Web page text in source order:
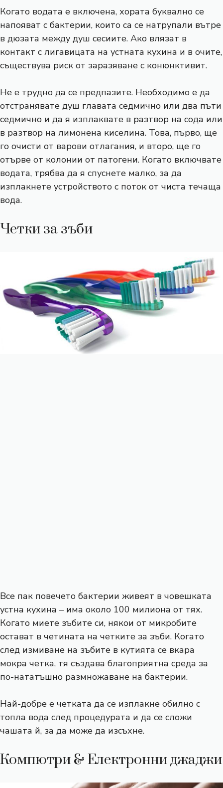
Когато водата е включена, хората буквално се
напояват с бактерии, които са се натрупали вътре
в дюзата между душ сесиите. Ако влязат в
контакт с лигавицата на устната кухина и в очите,
съществува риск от заразяване с конюнктивит.
Не е трудно да се предпазите. Необходимо е да
отстранявате душ главата седмично или два пъти
седмично и да я изплаквате в разтвор на сода или
в разтвор на лимонена киселина. Това, първо, ще
го очисти от варови отлагания, и второ, ще го
отърве от колонии от патогени. Когато включвате
водата, трябва да я спуснете малко, за да
изплакнете устройството с поток от чиста течаща
вода.
Четки за зъби
Все пак повечето бактерии живеят в човешката
устна кухина – има около 100 милиона от тях.
Когато миете зъбите си, някои от микробите
остават в четината на четките за зъби. Когато
след измиване на зъбите в кутията се вкара
мокра четка, тя създава благоприятна среда за
по-нататъшно размножаване на бактерии.
Най-добре е четката да се изплакне обилно с
топла вода след процедурата и да се сложи
чашата й, за да може да изсъхне.
Компютри & Електронни джаджи